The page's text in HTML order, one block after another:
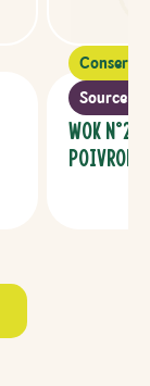
Conserves
Source
WOK
Poivrons